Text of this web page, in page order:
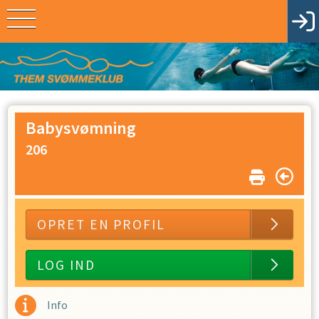
Babysvømning
206
OPRET EN PROFIL
LOG IND
Info